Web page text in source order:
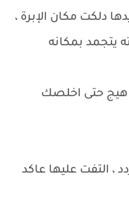
دلكت مكان اﻹبرة ،
بمكانه
هيج حتى اخلصك
، التفت عليها عاكد